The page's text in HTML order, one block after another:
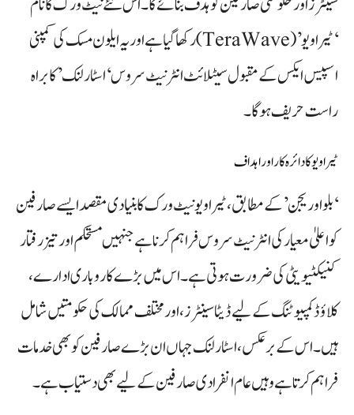
‘ٹیرا ویو’ (TeraWave) رکھا گیا ہے اور یہ ایلون مسک کی کمپنی
اسپیس ایکس کے مقبول سیٹلائٹ انٹرنیٹ سروس ‘اسٹار لنک’ کا براہ
راست حریف ہوگا۔
ٹیرا ویو کا دائرہ کار اور اہداف
‘بلو اوریجن’ کے مطابق، ٹیرا ویو نیٹ ورک کا بنیادی مقصد ایسے صارفین
کو اعلیٰ معیار کی انٹرنیٹ سروس فراہم کرنا ہے جنہیں مستحکم اور تیز رفتار
کنیکٹیویٹی کی ضرورت ہوتی ہے۔ اس میں بڑے کاروباری ادارے،
کلاؤڈ کمپیوٹنگ کے لیے ڈیٹا سینٹرز، اور مختلف ممالک کی حکومتیں شامل
ہیں۔ اس کے برعکس، اسٹار لنک جہاں ان بڑے صارفین کو بھی خدمات
فراہم کرتا ہے وہیں عام انفرادی صارفین کے لیے بھی دستیاب ہے۔